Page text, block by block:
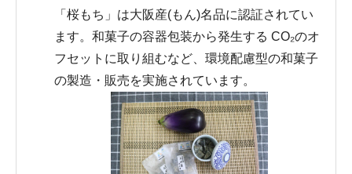
「桜もち」は大阪産(もん)名品に認証されてい
ます。和菓子の容器包装から発生する CO₂のオ
フセットに取り組むなど、環境配慮型の和菓子
の製造・販売を実施されています。